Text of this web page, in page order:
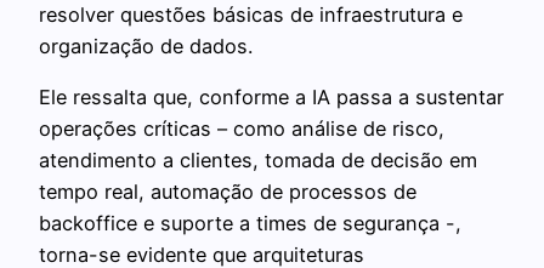
resolver questões básicas de infraestrutura e
organização de dados.
Ele ressalta que, conforme a IA passa a sustentar
operações críticas – como análise de risco,
atendimento a clientes, tomada de decisão em
tempo real, automação de processos de
backoffice e suporte a times de segurança -,
torna-se evidente que arquiteturas